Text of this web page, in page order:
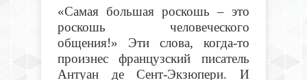
«Самая большая роскошь – это
роскошь человеческого
общения!» Эти слова, когда-то
произнес французский писатель
Антуан де Сент-Экзюпери. И